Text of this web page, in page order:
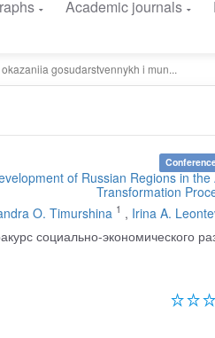
Academic journals
gosudarstvennykh i mun...
of Russian Regions in the
Transformation
O. Timurshina 1 , Irina A.
социально-экономического